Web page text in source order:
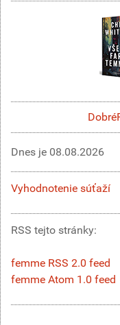
Dnes je 08.08.2026
Vyhodnotenie súťaží
RSS tejto stránky:
femme RSS 2.0 feed
femme Atom 1.0 feed